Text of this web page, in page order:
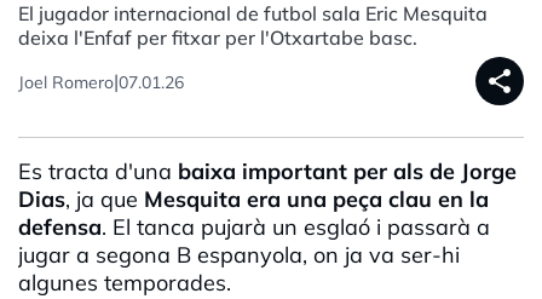
El jugador internacional de futbol sala Eric Mesquita
deixa l'Enfaf per fitxar per l'Otxartabe basc.
Joel Romero|07.01.26 share
Es tracta d'una baixa important per als de Jorge
Dias, ja que Mesquita era una peça clau en la
defensa. El tanca pujarà un esglaó i passarà a
jugar a segona B espanyola, on ja va ser-hi
algunes temporades.